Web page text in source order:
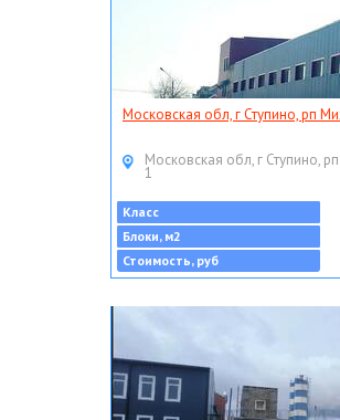
Московская обл, г Ступино, рп
Московская обл, г Ступино,
1
Класс
Блоки, м2
Стоимость, руб